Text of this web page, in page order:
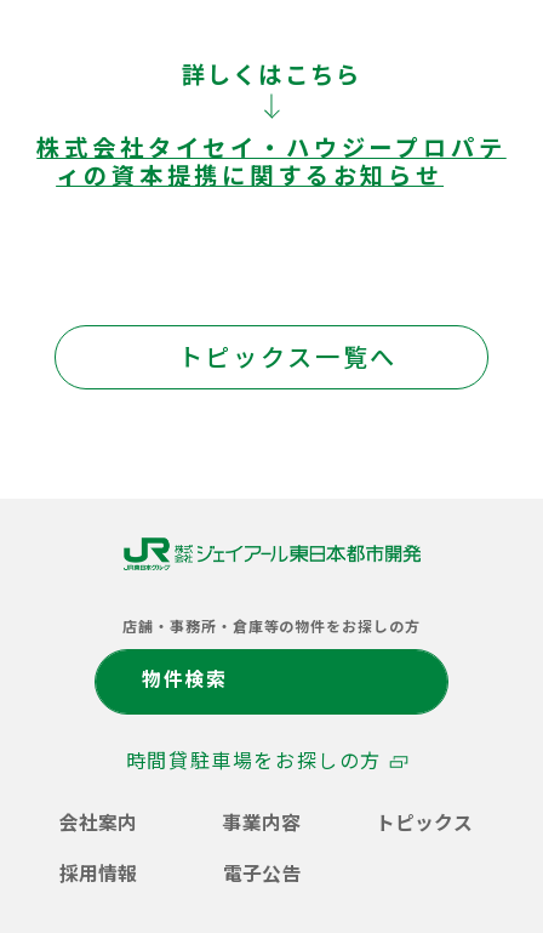
詳しくはこちら
株式会社タイセイ・ハウジープロパテ
ィの資本提携に関するお知らせ
トピックス一覧へ
会
社
ェ
ア
ル
東
日
本
店舗・事務所・倉庫等の物件をお探しの方
物件検索
時間貸駐車場をお探しの方
会社案内 事業内容
トピックス
採用情報
電子公告